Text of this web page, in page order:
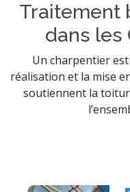
Traitement
dans les
Un charpentier
réalisation et la mise
soutiennent la